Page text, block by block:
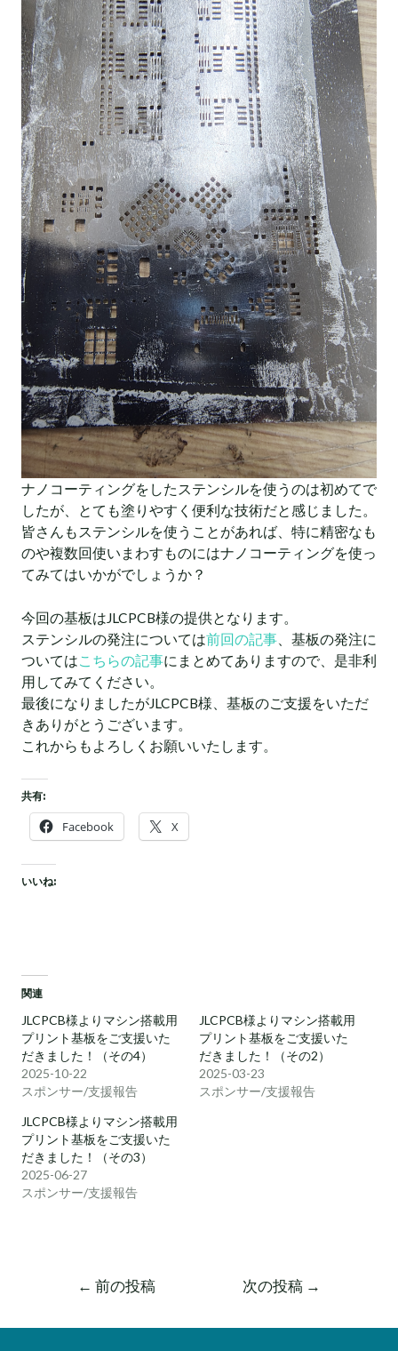
ナノコーティングをしたステンシルを使うのは初めてで
したが、とても塗りやすく便利な技術だと感じました。
皆さんもステンシルを使うことがあれば、特に精密なも
のや複数回使いまわすものにはナノコーティングを使っ
てみてはいかがでしょうか？
今回の基板はJLCPCB様の提供となります。
ステンシルの発注については前回の記事、基板の発注に
ついてはこちらの記事にまとめてありますので、是非利
用してみてください。
最後になりましたがJLCPCB様、基板のご支援をいただ
きありがとうございます。
これからもよろしくお願いいたします。
共有:
Facebook X
いいね:
関連
JLCPCB様よりマシン搭載用
プリント基板をご支援いた
だきました！（その4）
2025-10-22
スポンサー/支援報告
JLCPCB様よりマシン搭載用
プリント基板をご支援いた
だきました！（その2）
2025-03-23
スポンサー/支援報告
JLCPCB様よりマシン搭載用
プリント基板をご支援いた
だきました！（その3）
2025-06-27
スポンサー/支援報告
← 前の投稿 次の投稿 →